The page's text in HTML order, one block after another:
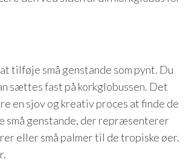
tilføje små genstande som pynt. Du
sættes fast på korkglobussen. Det
en sjov og kreativ proces at finde de
små genstande, der repræsenterer
eller små palmer til de tropiske øer.